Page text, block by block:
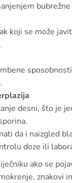
koji se može
desni, što je
da i naizgled
doze ili
ako se
znakovi